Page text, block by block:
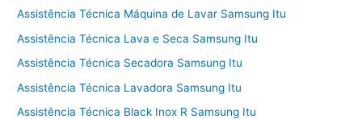
Assistência Técnica Máquina de Lavar Samsung Itu
Assistência Técnica Lava e Seca Samsung Itu
Assistência Técnica Secadora Samsung Itu
Assistência Técnica Lavadora Samsung Itu
Assistência Técnica Black Inox R Samsung Itu